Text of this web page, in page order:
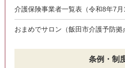
介護保険事業者一覧表（令和8年7月
おまめでサロン（飯田市介護予防拠
条例・制